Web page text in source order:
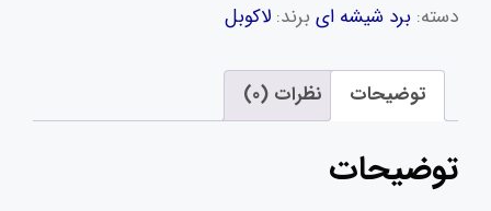
شیشه‌
لاکوبل
سایز
دسته: برد شیشه ای برند: لاکوبل
توضیحات نظرات (0)
توضیحات